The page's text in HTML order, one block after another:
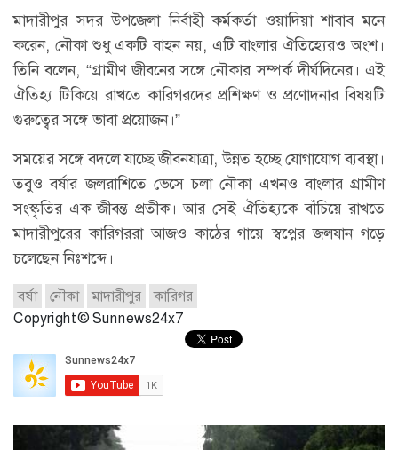
মাদারীপুর সদর উপজেলা নির্বাহী কর্মকর্তা ওয়াদিয়া শাবাব মনে
করেন, নৌকা শুধু একটি বাহন নয়, এটি বাংলার ঐতিহ্যেরও অংশ।
তিনি বলেন, “গ্রামীণ জীবনের সঙ্গে নৌকার সম্পর্ক দীর্ঘদিনের। এই
ঐতিহ্য টিকিয়ে রাখতে কারিগরদের প্রশিক্ষণ ও প্রণোদনার বিষয়টি
গুরুত্বের সঙ্গে ভাবা প্রয়োজন।”
সময়ের সঙ্গে বদলে যাচ্ছে জীবনযাত্রা, উন্নত হচ্ছে যোগাযোগ ব্যবস্থা।
তবুও বর্ষার জলরাশিতে ভেসে চলা নৌকা এখনও বাংলার গ্রামীণ
সংস্কৃতির এক জীবন্ত প্রতীক। আর সেই ঐতিহ্যকে বাঁচিয়ে রাখতে
মাদারীপুরের কারিগররা আজও কাঠের গায়ে স্বপ্নের জলযান গড়ে
চলেছেন নিঃশব্দে।
বর্ষা নৌকা মাদারীপুর
কারিগর
Copyright © Sunnews24x7